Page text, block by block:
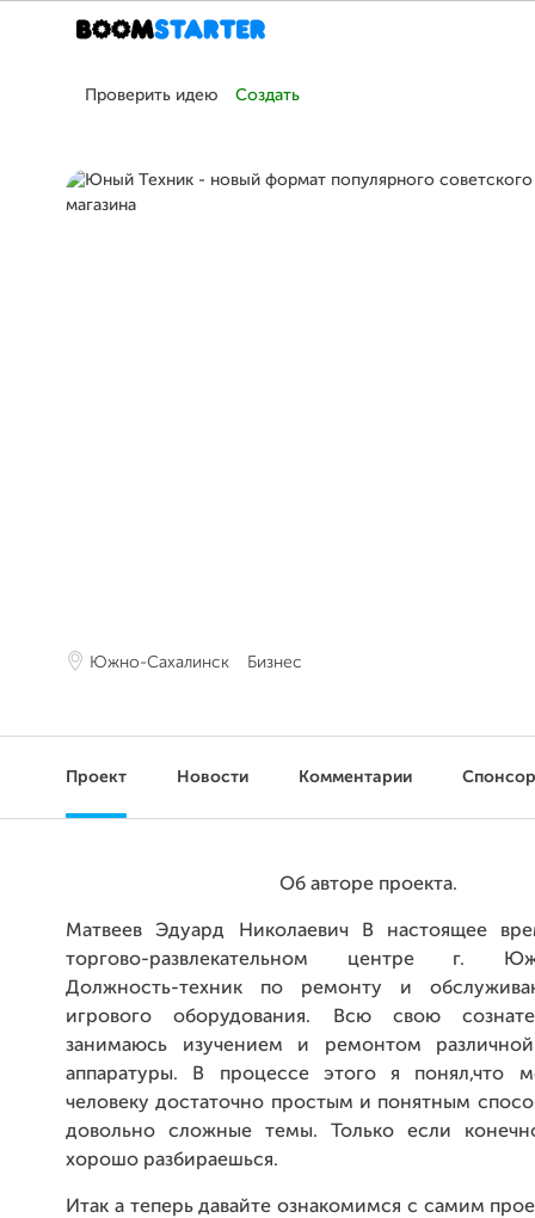
Проверить идею Создать
Южно-Сахалинск Бизнес
Проект Новости Комментарии
Об авторе проекта.
Матвеев Эдуард Николаевич В настоящее
торгово-развлекательном центре г.
Должность-техник по ремонту и
игрового оборудования. Всю свою
занимаюсь изучением и ремонтом
аппаратуры. В процессе этого я понял,что
человеку достаточно простым и понятным
довольно сложные темы. Только если
хорошо разбираешься.
Итак а теперь давайте ознакомимся с самим